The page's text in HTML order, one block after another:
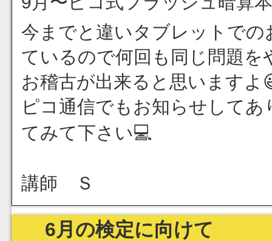
今までと違いタブレットで
ているので何回も同じ問題
お稽古が出来ると思いますよ
ピコ通信でもお知らせして
てみて下さい💻
講師 Ｓ
6月の検定に向けて